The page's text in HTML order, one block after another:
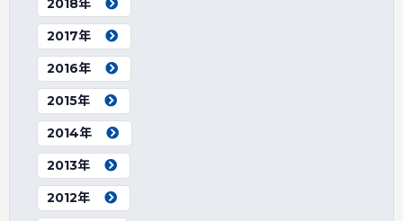
2018年
2017年
2016年
2015年
2014年
2013年
2012年